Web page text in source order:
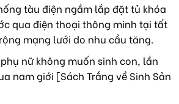
tàu điện ngầm lắp đặt tủ khóa
qua điện thoại thông minh tại tất
mạng lưới do nhu cầu tăng.
nữ không muốn sinh con, lần
nam giới [Sách Trắng về Sinh Sản